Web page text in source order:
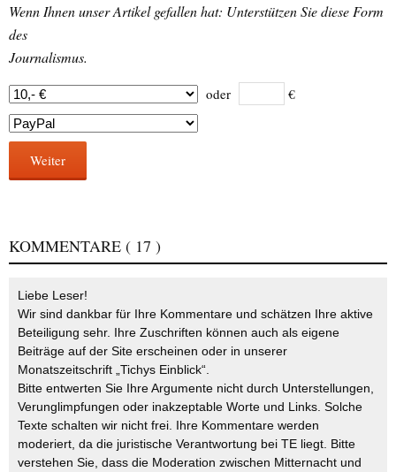
Wenn Ihnen unser Artikel gefallen hat: Unterstützen Sie diese Form
des
Journalismus.
oder €
Weiter
KOMMENTARE ( 17 )
Liebe Leser!
Wir sind dankbar für Ihre Kommentare und schätzen Ihre aktive
Beteiligung sehr. Ihre Zuschriften können auch als eigene
Beiträge auf der Site erscheinen oder in unserer
Monatszeitschrift „Tichys Einblick“.
Bitte entwerten Sie Ihre Argumente nicht durch Unterstellungen,
Verunglimpfungen oder inakzeptable Worte und Links. Solche
Texte schalten wir nicht frei. Ihre Kommentare werden
moderiert, da die juristische Verantwortung bei TE liegt. Bitte
verstehen Sie, dass die Moderation zwischen Mitternacht und